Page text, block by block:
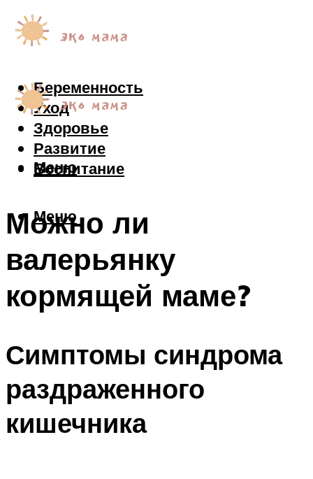
Беременность
Уход
Здоровье
Развитие
Воспитание
Меню
Меню
Можно ли
валерьянку
кормящей маме?
Симптомы синдрома
раздраженного
кишечника